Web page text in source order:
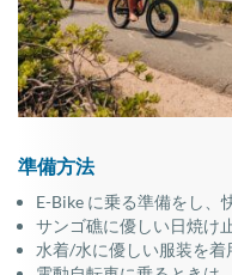
準備方法
E-Bike に乗る準備をし、
サンゴ礁に優しい日焼け
水着/水に優しい服装を着